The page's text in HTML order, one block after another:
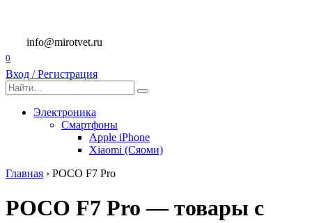
содержанию
info@mirotvet.ru
0
Вход / Регистрация
Search
for:
Электроника
Смартфоны
Apple iPhone
Xiaomi (Сяоми)
Главная › POCO F7 Pro
POCO F7 Pro — товары с